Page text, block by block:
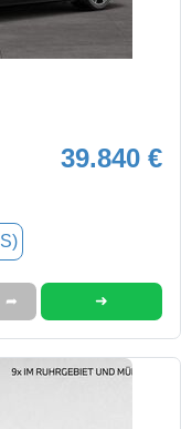
39.840 €
➦ ➜